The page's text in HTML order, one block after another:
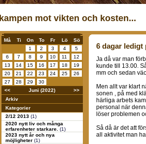
kampen mot vikten och kosten...
Må Ti On To Fr Lö
Sö
1
2 3 4
5
6
7 8 9 10 11
12
13
14 15 16 17 18
19
20
21 22 23 24 25
26
27
28 29
30
<<
Juni (2022)
>>
Arkiv
Kategorier
2/12 2013 (1)
2020 nytt liv och många
erfarenheter starkare. (1)
2023 nytt år och nya
möjligheter (1)
6 dagar ledigt
Ja då var man
kunde till 13.00.
mm och sedan
Men allt var klart
sonen , på med
härliga arbets
personal när
löser problemen
Så då är det att
all aktivitet man